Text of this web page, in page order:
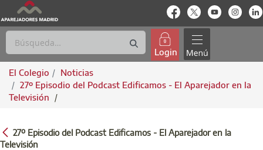
enlace-rrssenlace-rrss
enlace-
Login
El Colegio
Noticias
27º Episodio del Podcast Edificamos - El Aparejador en la
Televisión
/
27º EPISODIO DEL PODCAST EDIFICAMOS
27º Episodio del Podcast Edificamos - El Aparejador en la
Televisión